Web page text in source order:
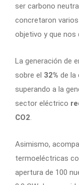
ser carbono
concretaron
objetivo y que nos
La generación de
sobre el 32% de la
superando a la
sector eléctrico
CO2.
Asimismo,
termoeléctricas
apertura de 100